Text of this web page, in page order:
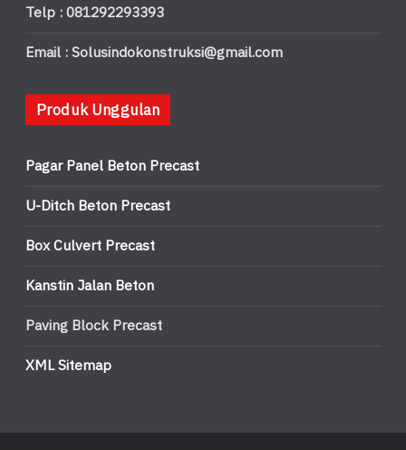
Telp : 081292293393
Email : Solusindokonstruksi@gmail.com
Produk Unggulan
Pagar Panel Beton Precast
U-Ditch Beton Precast
Box Culvert Precast
Kanstin Jalan Beton
Paving Block Precast
XML Sitemap